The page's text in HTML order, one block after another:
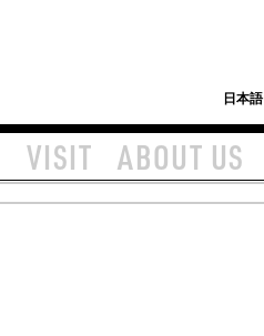
日本語
VISIT
ABOUT US